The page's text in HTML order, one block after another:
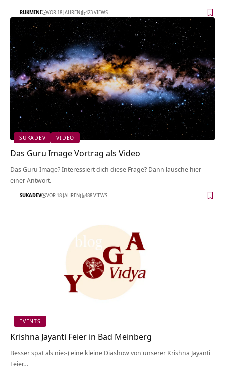
RUKMINI VOR 18 JAHREN 423 VIEWS
SUKADEV VIDEO
Das Guru Image Vortrag als Video
Das Guru Image? Interessiert dich diese Frage? Dann lausche hier
einer Antwort.
SUKADEV VOR 18 JAHREN 488 VIEWS
EVENTS
Krishna Jayanti Feier in Bad Meinberg
Besser spät als nie:-) eine kleine Diashow von unserer Krishna Jayanti
Feier…